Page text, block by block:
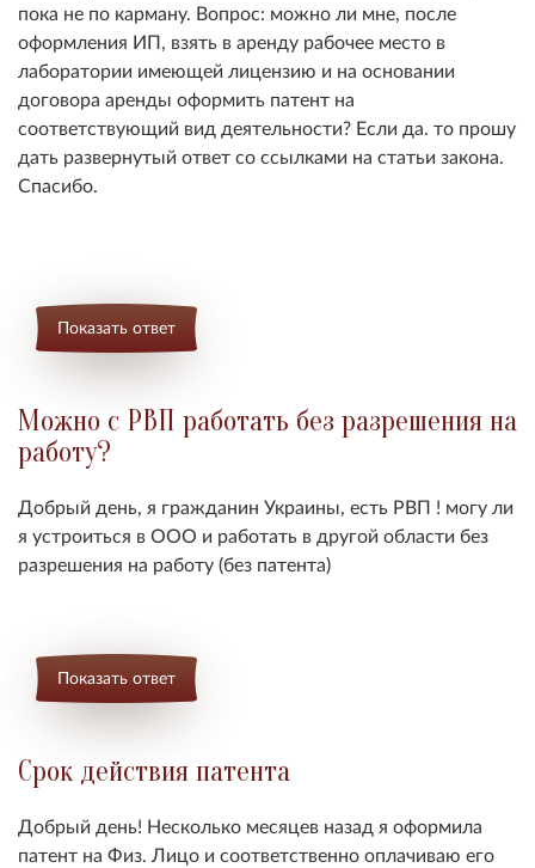
пока не по карману. Вопрос: можно ли мне, после
оформления ИП, взять в аренду рабочее место в
лаборатории имеющей лицензию и на основании
договора аренды оформить патент на
соответствующий вид деятельности? Если да. то прошу
дать развернутый ответ со ссылками на статьи закона.
Спасибо.
Показать ответ
Можно с РВП работать без разрешения на
работу?
Добрый день, я гражданин Украины, есть РВП ! могу ли
я устроиться в ООО и работать в другой области без
разрешения на работу (без патента)
Показать ответ
Срок действия патента
Добрый день! Несколько месяцев назад я оформила
патент на Физ. Лицо и соответственно оплачиваю его